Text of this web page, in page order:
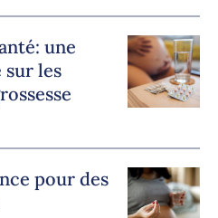
une
les
pour des